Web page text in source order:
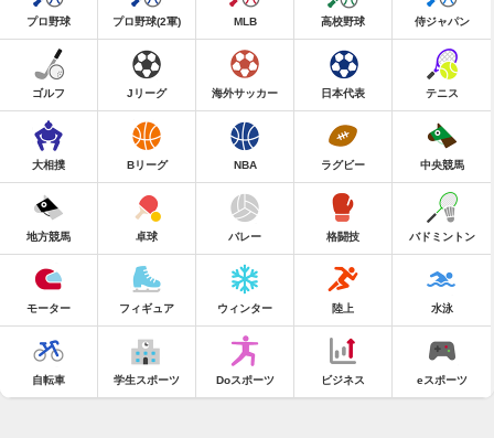
プロ野球 プロ野球(2軍) MLB 高校野球 侍ジャパン
ゴルフ Jリーグ 海外サッカー 日本代表 テニス
大相撲 Bリーグ NBA ラグビー 中央競馬
地方競馬 卓球 バレー 格闘技 バドミントン
モーター フィギュア ウィンター 陸上 水泳
自転車 学生スポーツ Doスポーツ ビジネス eスポーツ